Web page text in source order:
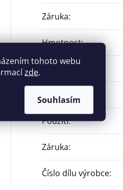
tohoto webu
zde.
Souhlasím
Záruka:
Hmotnost:
Hmotnost
Použití:
Záruka:
Číslo dílu výrobce: